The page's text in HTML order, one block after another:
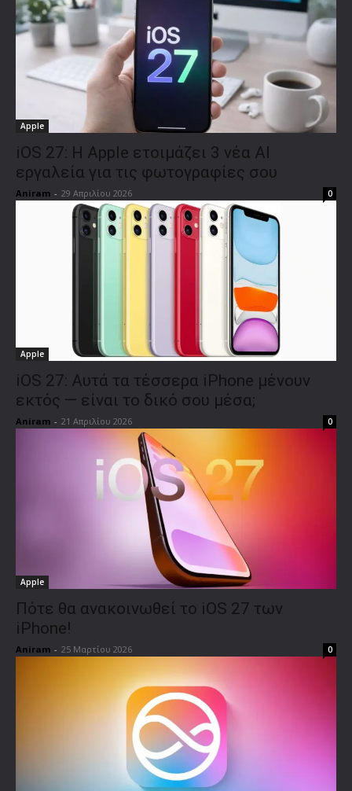
Apple
iOS 27: Η Apple ετοιμάζει 3 νέα AI
εργαλεία για τις φωτογραφίες σου
Aniram - 29 Απριλίου 2026 0
Apple
iOS 27: Αυτά τα τέσσερα iPhone μένουν
εκτός — είναι το δικό σου μέσα;
Aniram - 21 Απριλίου 2026 0
Apple
Πότε θα ανακοινωθεί το iOS 27 των
iPhone!
Aniram - 25 Μαρτίου 2026 0